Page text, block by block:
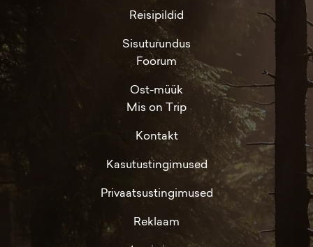
Reisipildid
Sisuturundus
Foorum
Ost-müük
Mis on Trip
Kontakt
Kasutustingimused
Privaatsustingimused
Reklaam